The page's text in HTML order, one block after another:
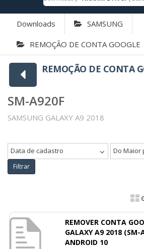
Downloads SAMSUNG
REMOÇÃO DE CONTA GOOGLE
REMOÇÃO DE CONTA
SM-A920F
SAMSUNG GALAXY A9 2018
Data de cadastro Do Maior
Filtrar
REMOVER CONTA
GALAXY A9 2018 (SM-
ANDROID 10